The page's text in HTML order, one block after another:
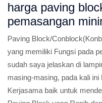
harga paving
pemasangan
Paving Block/
yang memiliki Fungsi pada
sudah saya jelaskan di
masing-masing, pada kali
Kerjasama baik untuk